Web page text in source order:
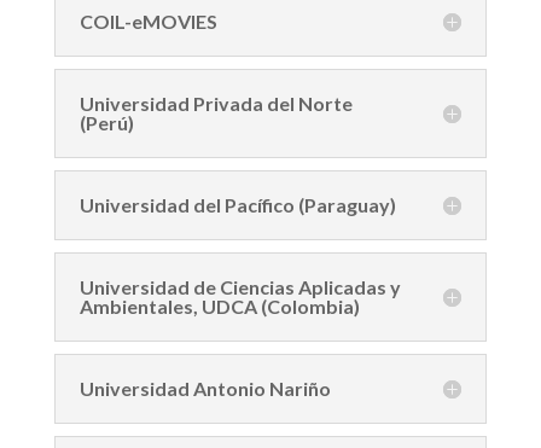
COIL-eMOVIES
Universidad Privada del Norte
(Perú)
Universidad del Pacífico (Paraguay)
Universidad de Ciencias Aplicadas y
Ambientales, UDCA (Colombia)
Universidad Antonio Nariño